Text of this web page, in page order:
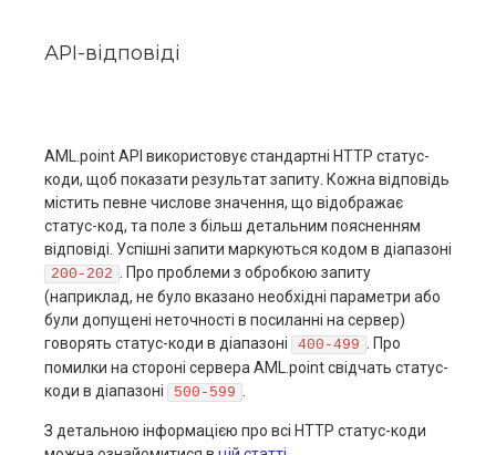
АPІ-відповіді
AML.point API використовує стандартні HTTP статус-
коди, щоб показати результат запиту. Кожна відповідь
містить певне числове значення, що відображає
статус-код, та поле з більш детальним поясненням
відповіді. Успішні запити маркуються кодом в діапазоні
200-202
. Про проблеми з обробкою запиту
(наприклад, не було вказано необхідні параметри або
були допущені неточності в посиланні на сервер)
говорять статус-коди в діапазоні
400-499
. Про
помилки на стороні сервера AML.point свідчать статус-
коди в діапазоні
500-599
З детальною інформацією про всі HTTP статус-коди